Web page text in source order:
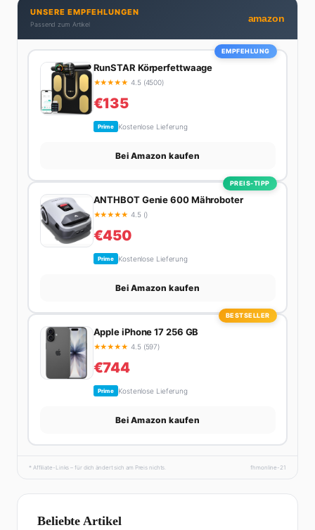
UNSERE EMPFEHLUNGEN
Passend zum Artikel
amazon
EMPFEHLUNG
RunSTAR Körperfettwaage
★★★★★ 4.5 (4500)
€135
Prime Kostenlose Lieferung
Bei Amazon kaufen
PREIS-TIPP
ANTHBOT Genie 600 Mähroboter
★★★★★ 4.5 ()
€450
Prime Kostenlose Lieferung
Bei Amazon kaufen
BESTSELLER
Apple iPhone 17 256 GB
★★★★★ 4.5 (597)
€744
Prime Kostenlose Lieferung
Bei Amazon kaufen
* Affiliate-Links – für dich ändert sich am Preis nichts. fhmonline-21
Beliebte Artikel